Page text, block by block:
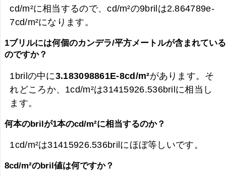
cd/m²に相当するので、cd/m²の9brilは2.864789e-
7cd/m²になります。
1ブリルには何個のカンデラ/平方メートルが含まれている
のですか？
1brilの中に3.183098861E-8cd/m²があります。そ
れどころか、1cd/m²は31415926.536brilに相当し
ます。
何本のbrilが1本のcd/m²に相当するのか？
1cd/m²は31415926.536brilにほぼ等しいです。
8cd/m²のbril値は何ですか？